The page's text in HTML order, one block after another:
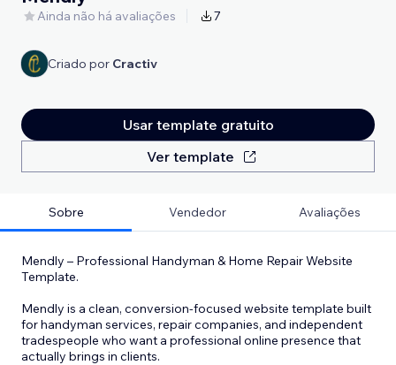
Ainda não há avaliações 7
Criado por Cractiv
Usar template gratuito
Ver template
Sobre Vendedor Avaliações
Mendly – Professional Handyman & Home Repair Website
Template.
Mendly is a clean, conversion-focused website template built
for handyman services, repair companies, and independent
tradespeople who want a professional online presence that
actually brings in clients.